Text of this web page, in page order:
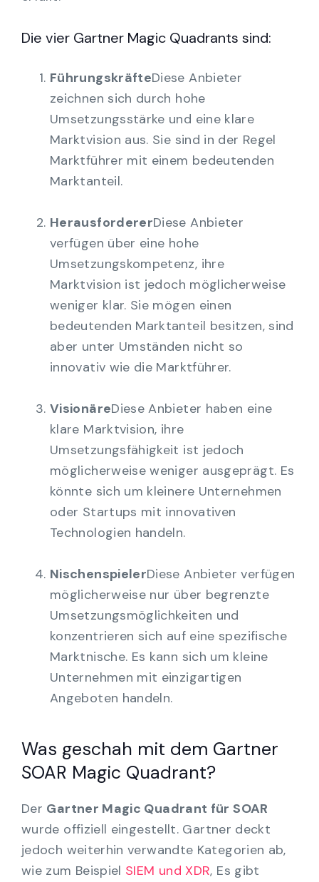
Die vier Gartner Magic Quadrants sind:
FührungskräfteDiese Anbieter
zeichnen sich durch hohe
Umsetzungsstärke und eine klare
Marktvision aus. Sie sind in der Regel
Marktführer mit einem bedeutenden
Marktanteil.
HerausfordererDiese Anbieter
verfügen über eine hohe
Umsetzungskompetenz, ihre
Marktvision ist jedoch möglicherweise
weniger klar. Sie mögen einen
bedeutenden Marktanteil besitzen, sind
aber unter Umständen nicht so
innovativ wie die Marktführer.
VisionäreDiese Anbieter haben eine
klare Marktvision, ihre
Umsetzungsfähigkeit ist jedoch
möglicherweise weniger ausgeprägt. Es
könnte sich um kleinere Unternehmen
oder Startups mit innovativen
Technologien handeln.
NischenspielerDiese Anbieter verfügen
möglicherweise nur über begrenzte
Umsetzungsmöglichkeiten und
konzentrieren sich auf eine spezifische
Marktnische. Es kann sich um kleine
Unternehmen mit einzigartigen
Angeboten handeln.
Was geschah mit dem Gartner
SOAR Magic Quadrant?
Der Gartner Magic Quadrant für SOAR
wurde offiziell eingestellt. Gartner deckt
jedoch weiterhin verwandte Kategorien ab,
wie zum Beispiel SIEM und XDR, Es gibt